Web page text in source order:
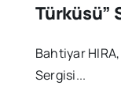
Türküsü”
Bahtiyar
Sergisi...